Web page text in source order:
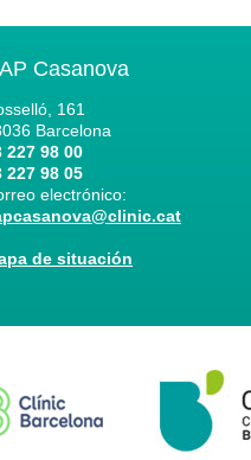
Casanova
161
Barcelona
227 98 00
227 98 05
electrónico:
de situación